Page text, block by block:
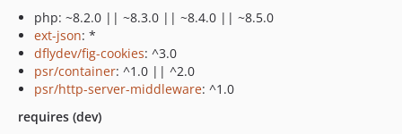
php: ~8.2.0 || ~8.3.0 || ~8.4.0 || ~8.5.0
ext-json: *
dflydev/fig-cookies: ^3.0
psr/container: ^1.0 || ^2.0
psr/http-server-middleware: ^1.0
requires (dev)